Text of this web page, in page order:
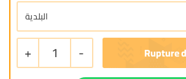
+ 1 -